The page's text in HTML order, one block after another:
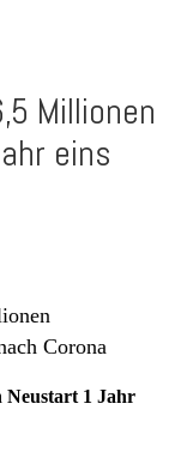
Millionen
eins
Neustart 1 Jahr